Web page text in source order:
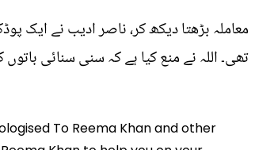
معاملہ بڑھتا دیکھ کر، ناصر ادیب نے ایک
تھی۔ اللہ نے منع کیا ہے کہ سنی سنائی
To Reema Khan and other